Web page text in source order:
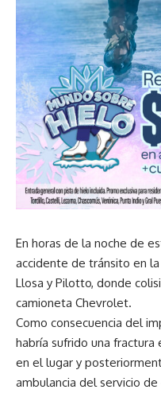
En horas de la noche de
accidente de tránsito en
Llosa y Pilotto, donde
camioneta Chevrolet.
Como consecuencia del
habría sufrido una
en el lugar y
ambulancia del servicio de